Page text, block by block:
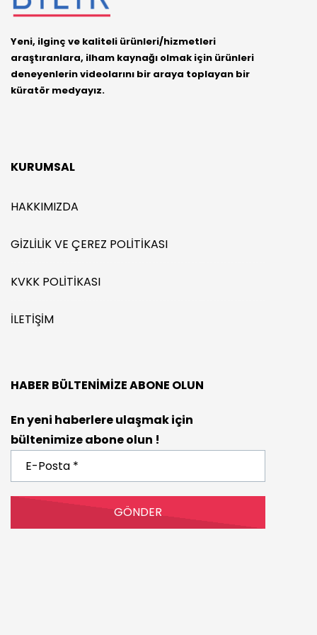
Yeni, ilginç ve kaliteli ürünleri/hizmetleri
araştıranlara, ilham kaynağı olmak için ürünleri
deneyenlerin videolarını bir araya toplayan bir
küratör medyayız.
KURUMSAL
HAKKIMIZDA
GIZLILIK VE ÇEREZ POLITIKASI
KVKK POLITIKASI
İLETIŞIM
HABER BÜLTENIMIZE ABONE OLUN
En yeni haberlere ulaşmak için
bültenimize abone olun !
Posta
*